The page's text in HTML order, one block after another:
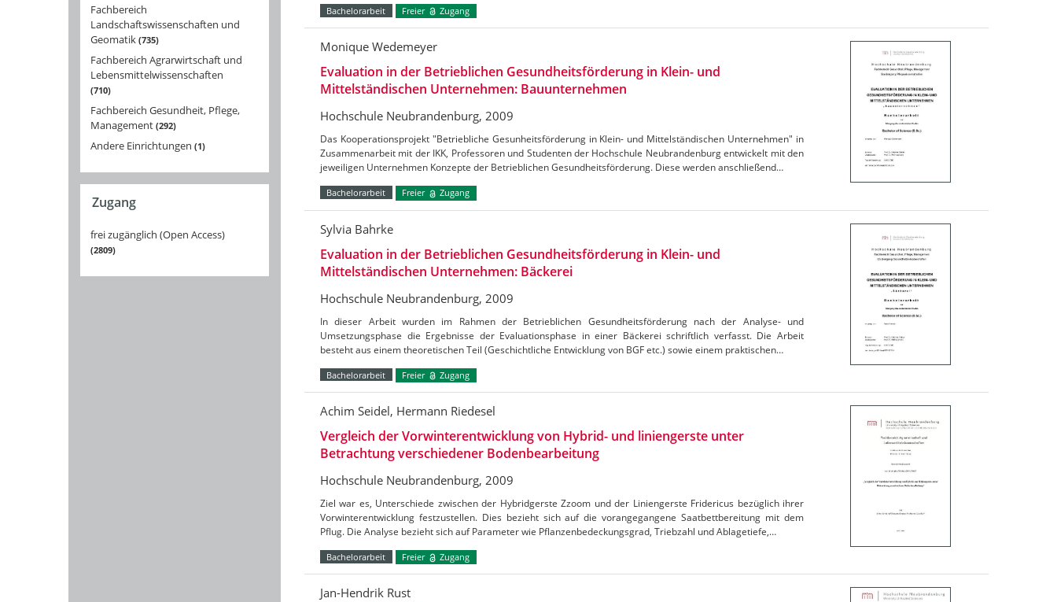
Fachbereich
Landschaftswissenschaften und
Geomatik 735
Fachbereich Agrarwirtschaft und
Lebensmittelwissenschaften
710
Fachbereich Gesundheit, Pflege,
Management 292
Andere Einrichtungen 1
Zugang
frei zugänglich (Open Access)
2809
Bachelorarbeit Freier Zugang
Monique Wedemeyer
Evaluation in der Betrieblichen Gesundheitsförderung in Klein- und
Mittelständischen Unternehmen: Bauunternehmen
Hochschule Neubrandenburg, 2009
Das Kooperationsprojekt "Betriebliche Gesunheitsförderung in Klein- und Mittelständischen Unternehmen" in
Zusammenarbeit mit der IKK, Professoren und Studenten der Hochschule Neubrandenburg entwickelt mit den
jeweiligen Unternehmen Konzepte der Betrieblichen Gesundheitsförderung. Diese werden anschließend…
Bachelorarbeit Freier Zugang
Sylvia Bahrke
Evaluation in der Betrieblichen Gesundheitsförderung in Klein- und
Mittelständischen Unternehmen: Bäckerei
Hochschule Neubrandenburg, 2009
In dieser Arbeit wurden im Rahmen der Betrieblichen Gesundheitsförderung nach der Analyse- und
Umsetzungsphase die Ergebnisse der Evaluationsphase in einer Bäckerei schriftlich verfasst. Die Arbeit
besteht aus einem theoretischen Teil (Geschichtliche Entwicklung von BGF etc.) sowie einem praktischen…
Bachelorarbeit Freier Zugang
Achim Seidel, Hermann Riedesel
Vergleich der Vorwinterentwicklung von Hybrid- und liniengerste unter
Betrachtung verschiedener Bodenbearbeitung
Hochschule Neubrandenburg, 2009
Ziel war es, Unterschiede zwischen der Hybridgerste Zzoom und der Liniengerste Fridericus bezüglich ihrer
Vorwinterentwicklung festzustellen. Dies bezieht sich auf die vorangegangene Saatbettbereitung mit dem
Pflug. Die Analyse bezieht sich auf Parameter wie Pflanzenbedeckungsgrad, Triebzahl und Ablagetiefe,…
Bachelorarbeit Freier Zugang
Jan-Hendrik Rust